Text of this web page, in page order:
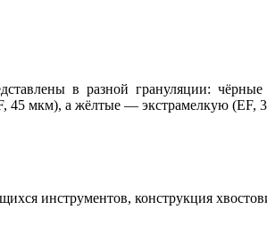
в разной грануляции:
мкм), а жёлтые — экстрамелкую (EF,
инструментов, конструкция